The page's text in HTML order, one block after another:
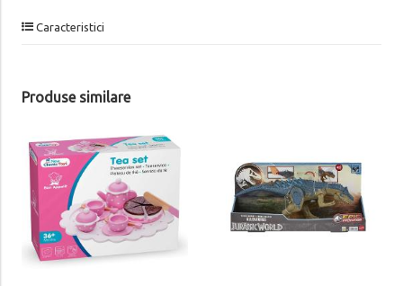
Caracteristici
Produse similare